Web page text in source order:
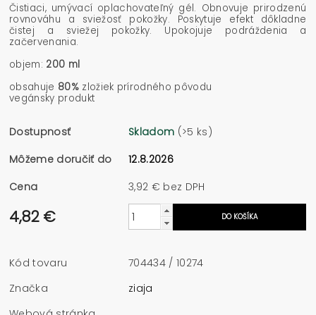
Čistiaci, umývací oplachovateľný gél. Obnovuje prirodzenú
rovnováhu a sviežosť pokožky. Poskytuje efekt dôkladne
čistej a sviežej pokožky. Upokojuje podráždenia a
začervenania.
objem: 200 ml
obsahuje 80%zložiek prírodného pôvodu
vegánsky produkt
Dostupnosť Skladom (>5 ks)
Môžeme doručiť do
12.8.2026
Cena
3,92 € bez DPH
4,82 €
Kód tovaru
704434 / 10274
Značka
ziaja